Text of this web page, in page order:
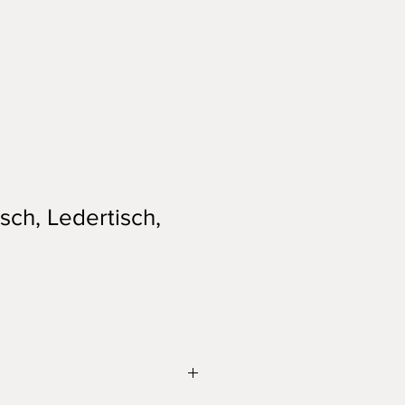
Ledertisch,